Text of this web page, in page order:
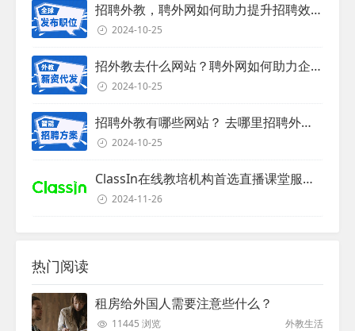
招聘外教，聘外网如何助力提升招聘效率？
2024-10-25
招外教去什么网站？聘外网如何助力企业外教招聘
2024-10-25
招聘外教有哪些网站？ 去哪里招聘外教？
2024-10-25
ClassIn在线教培机构首选直播课堂服务商
2024-11-26
热门阅读
租房给外国人需要注意些什么？
11445 浏览 外教生活